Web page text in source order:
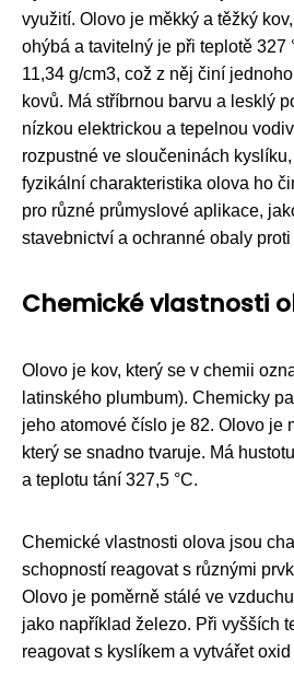
využití. Olovo je měkký a těžký
ohýbá a tavitelný je při teplotě 327
11,34 g/cm3, což z něj činí
kovů. Má stříbrnou barvu a lesklý
nízkou elektrickou a tepelnou
rozpustné ve sloučeninách
fyzikální charakteristika olova ho
pro různé průmyslové aplikace,
stavebnictví a ochranné obaly
Chemické vlastnosti
Olovo je kov, který se v chemii
latinského plumbum). Chemicky
jeho atomové číslo je 82. Olovo je
který se snadno tvaruje. Má
a teplotu tání 327,5 °C.
Chemické vlastnosti olova jsou
schopností reagovat s různými
Olovo je poměrně stálé ve
jako například železo. Při vyšších
reagovat s kyslíkem a vytvářet